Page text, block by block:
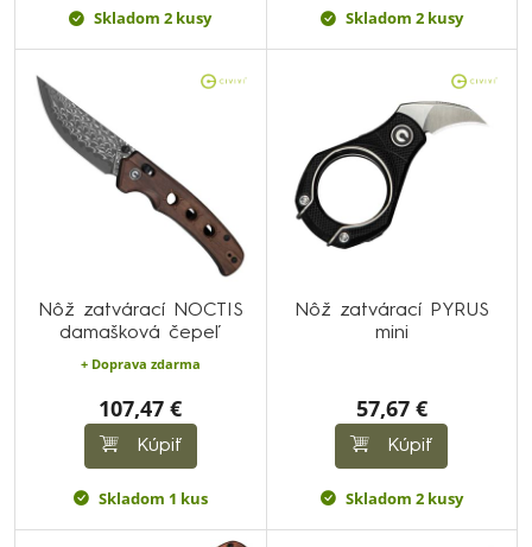
Skladom 2 kusy Skladom 2 kusy
Nôž zatvárací NOCTIS
damašková čepeľ
+ Doprava zdarma
107,47 €
Kúpiť
Skladom 1 kus
Nôž zatvárací PYRUS
mini
57,67 €
Kúpiť
Skladom 2 kusy